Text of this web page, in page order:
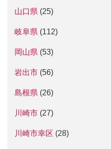
山口県 (25)
岐阜県 (112)
岡山県 (53)
岩出市 (56)
島根県 (26)
川崎市 (27)
川崎市幸区 (28)